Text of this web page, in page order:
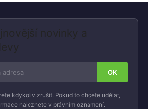
novinky a
kdykoliv zrušit. Pokud to chcete udělat,
naleznete v právním oznámení.